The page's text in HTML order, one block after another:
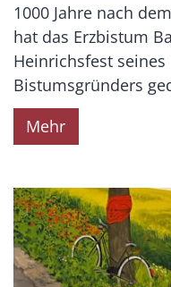
1000 Jahre nach
hat das Erzbistum
Heinrichsfest
Bistumsgründers
Mehr